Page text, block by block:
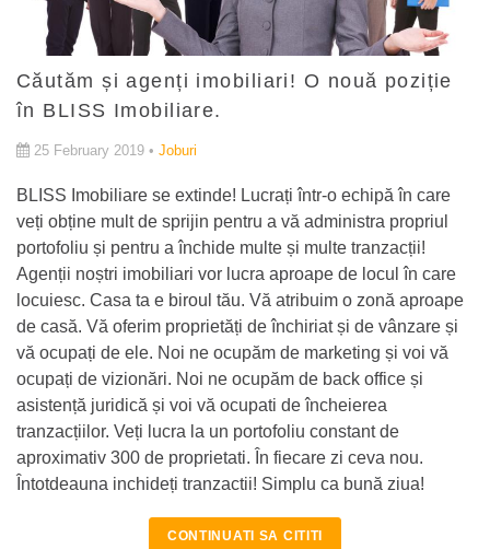
Căutăm și agenți imobiliari! O nouă poziție
în BLISS Imobiliare.
25 February 2019 • Joburi
BLISS Imobiliare se extinde! Lucrați într-o echipă în care
veți obține mult de sprijin pentru a vă administra propriul
portofoliu și pentru a închide multe și multe tranzacții!
Agenții noștri imobiliari vor lucra aproape de locul în care
locuiesc. Casa ta e biroul tău. Vă atribuim o zonă aproape
de casă. Vă oferim proprietăți de închiriat și de vânzare și
vă ocupați de ele. Noi ne ocupăm de marketing și voi vă
ocupați de vizionări. Noi ne ocupăm de back office și
asistență juridică și voi vă ocupati de încheierea
tranzacțiilor. Veți lucra la un portofoliu constant de
aproximativ 300 de proprietati. În fiecare zi ceva nou.
Întotdeauna inchideți tranzactii! Simplu ca bună ziua!
CONTINUATI SA CITITI